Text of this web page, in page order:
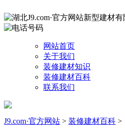
网站首页
关于我们
装修建材知识
装修建材百科
联系我们
J9.com·官方网站 > 装修建材百科 >